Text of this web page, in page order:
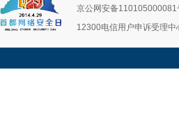
京公网安备110105000081
12300电信用户申诉受理中